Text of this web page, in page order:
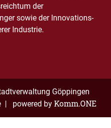
der
sowie der Innovations-
Industrie.
Göppingen
| powered by Komm.ONE